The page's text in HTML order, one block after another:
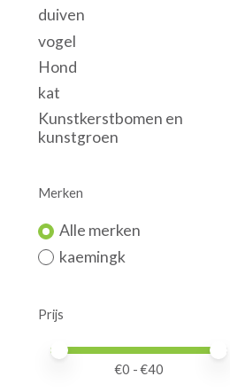
duiven
vogel
Hond
kat
Kunstkerstbomen en
kunstgroen
Merken
Alle merken
kaemingk
Prijs
Minimale prijswaarde
Price maximum value
€0 - €40